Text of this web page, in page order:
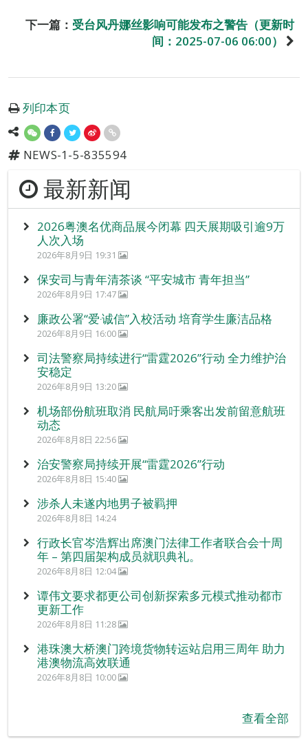
下一篇： 受台风丹娜丝影响可能发布之警告（更新时
间：2025-07-06 06:00）
列印本页
NEWS-1-5-835594
最新新闻
2026粤澳名优商品展今闭幕 四天展期吸引逾9万
人次入场
2026年8月9日 19:31
保安司与青年清茶谈 “平安城市 青年担当”
2026年8月9日 17:47
廉政公署“爱‧诚信”入校活动 培育学生廉洁品格
2026年8月9日 16:00
司法警察局持续进行“雷霆2026”行动 全力维护治
安稳定
2026年8月9日 13:20
机场部份航班取消 民航局吁乘客出发前留意航班
动态
2026年8月8日 22:56
治安警察局持续开展“雷霆2026”行动
2026年8月8日 15:40
涉杀人未遂内地男子被羁押
2026年8月8日 14:24
行政长官岑浩辉出席澳门法律工作者联合会十周
年 – 第四届架构成员就职典礼。
2026年8月8日 12:04
谭伟文要求都更公司创新探索多元模式推动都市
更新工作
2026年8月8日 11:28
港珠澳大桥澳门跨境货物转运站启用三周年 助力
港澳物流高效联通
2026年8月8日 10:00
查看全部